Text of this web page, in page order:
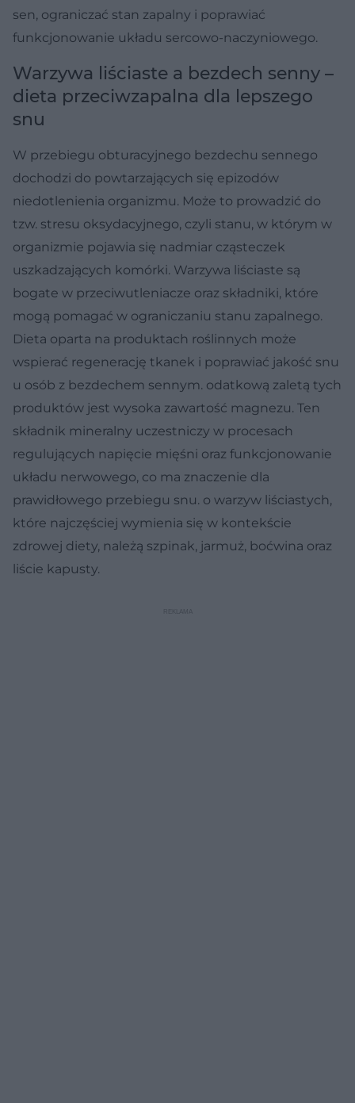
sen, ograniczać stan zapalny i poprawiać
funkcjonowanie układu sercowo-naczyniowego.
Warzywa liściaste a bezdech senny –
dieta przeciwzapalna dla lepszego
snu
W przebiegu obturacyjnego bezdechu sennego
dochodzi do powtarzających się epizodów
niedotlenienia organizmu. Może to prowadzić do
tzw. stresu oksydacyjnego, czyli stanu, w którym w
organizmie pojawia się nadmiar cząsteczek
uszkadzających komórki. Warzywa liściaste są
bogate w przeciwutleniacze oraz składniki, które
mogą pomagać w ograniczaniu stanu zapalnego.
Dieta oparta na produktach roślinnych może
wspierać regenerację tkanek i poprawiać jakość snu
u osób z bezdechem sennym. odatkową zaletą tych
produktów jest wysoka zawartość magnezu. Ten
składnik mineralny uczestniczy w procesach
regulujących napięcie mięśni oraz funkcjonowanie
układu nerwowego, co ma znaczenie dla
prawidłowego przebiegu snu. o warzyw liściastych,
które najczęściej wymienia się w kontekście
zdrowej diety, należą szpinak, jarmuż, boćwina oraz
liście kapusty.